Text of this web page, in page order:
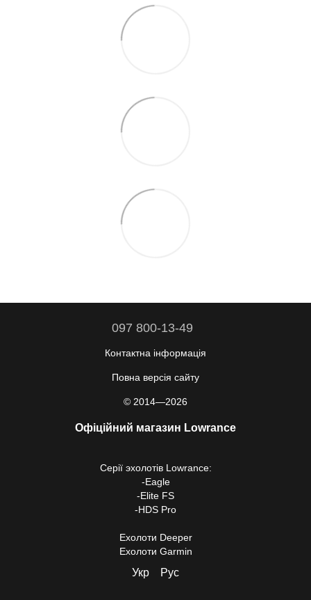
097 800-13-49
Контактна інформація
Повна версія сайту
© 2014—2026
Офіційний магазин Lowrance
Серії эхолотів Lowrance:
-Eagle
-Elite FS
-HDS Pro
Ехолоти Deeper
Ехолоти Garmin
Укр Рус